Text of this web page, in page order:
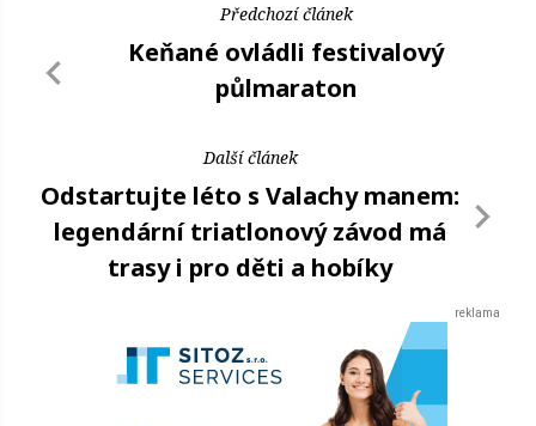
Předchozí článek
Keňané ovládli festivalový
půlmaraton
Další článek
Odstartujte léto s Valachy manem:
legendární triatlonový závod má
trasy i pro děti a hobíky